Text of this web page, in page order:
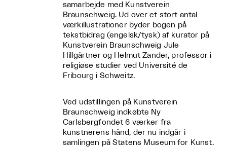
samarbejde med Kunstverein
Braunschweig. Ud over et stort antal
værkillustrationer byder bogen på
tekstbidrag (engelsk/tysk) af kurator på
Kunstverein Braunschweig Jule
Hillgärtner og Helmut Zander, professor i
religiøse studier ved Université de
Fribourg i Schweitz.
Ved udstillingen på Kunstverein
Braunschweig indkøbte Ny
Carlsbergfondet 6 værker fra
kunstnerens hånd, der nu indgår i
samlingen på Statens Museum for Kunst.